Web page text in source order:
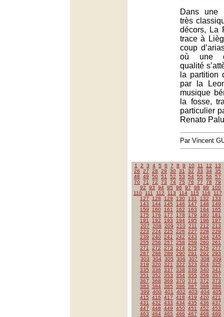
Dans une
très
décors, La
trace à
coup
où une
qualité
la partition
par la
musique
la fosse,
particulier
Renato
Par Vincent
1 2 3 4 5 6 7 8 9 10 11 12
13
26
27 28 29 30 31 32 33 34 35
48
49 50 51 52 53 54 55 56
57
70 71 72 73 74 75 76 77 78
79
92
93 94 95 96 97 98 99
100
110
111 112 113 114 115 116
117
127
128 129 130 131 132
133
143
144 145 146 147 148
149
159
160 161 162 163 164
165
175
176 177 178 179 180
181
191
192 193 194 195 196
197
207
208 209 210 211 212
213
223
224 225 226 227 228
229
239
240 241 242 243 244 245
255
256 257 258 259 260 261
271
272 273 274 275 276
277
287
288 289 290 291 292
293
303
304 305 306 307 308
309
319
320 321 322 323 324 325
335
336 337 338 339 340 341
351
352 353 354 355 356
357
367
368 369 370 371 372
373
383
384 385 386 387 388
389
399
400 401 402 403 404 405
415
416 417 418 419 420 421
431
432 433 434 435 436
437
447
448 449 450 451 452
453
463
464 465 466 467 468 469